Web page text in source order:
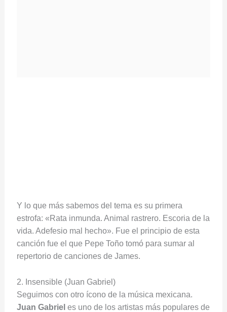
Y lo que más sabemos del tema es su primera
estrofa: «Rata inmunda. Animal rastrero. Escoria de la
vida. Adefesio mal hecho». Fue el principio de esta
canción fue el que Pepe Toño tomó para sumar al
repertorio de canciones de James.
2. Insensible (Juan Gabriel)
Seguimos con otro ícono de la música mexicana.
Juan Gabriel es uno de los artistas más populares de